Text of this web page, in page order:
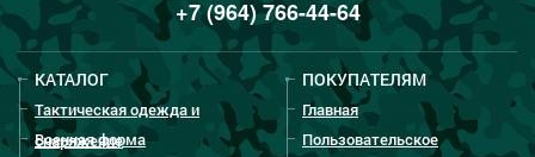
+7 (964) 766-44-64
КАТАЛОГ
Тактическая одежда и
снаряжение
Военная форма
ПОКУПАТЕЛЯМ
Главная
Пользовательское